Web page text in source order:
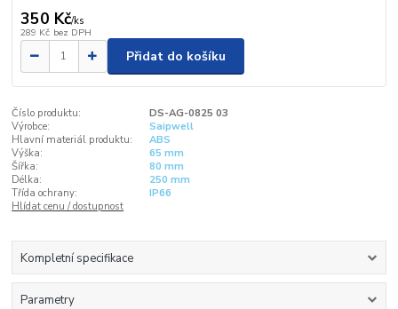
350 Kč/ks
289 Kč bez DPH
Přidat do košíku
Číslo produktu:
DS-AG-0825 03
Výrobce:
Saipwell
Hlavní materiál produktu:
ABS
Výška:
65 mm
Šířka:
80 mm
Délka:
250 mm
Třída ochrany:
IP66
Hlídat cenu / dostupnost
Kompletní specifikace
Parametry